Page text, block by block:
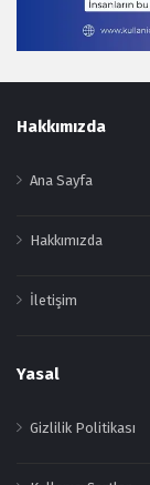
Footer
Hakkımızda
Ana Sayfa
Hakkımızda
İletişim
Yasal
Gizlilik Politikası